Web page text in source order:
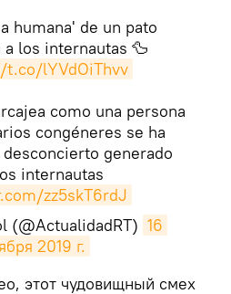
humana' de un pato
los internautas 🦆
lYVdOiThvv
como una persona
congéneres se ha
generado
internautas
zz5skT6rdJ
(@ActualidadRT) 16
2019 г.
этот чудовищный смех